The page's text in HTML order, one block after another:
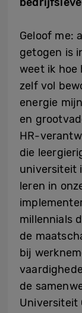
Geloof me:
getogen is
weet ik hoe
zelf vol
energie
en
HR-
die
universiteit
leren in
millennials
de
bij
de
Universiteit